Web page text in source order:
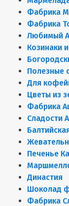
Фабрика
Фабрика
Любимый
Козинаки
Полезные
Для
Цветы из
Фабрика
Сладости
Печенье
Династия
Шоколад
Фабрика